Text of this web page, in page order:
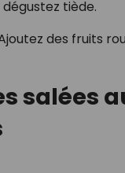
tiède.
des fruits
salées